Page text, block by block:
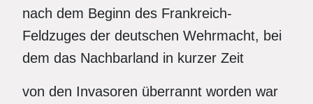
nach dem Beginn des Frankreich-
Feldzuges der deutschen Wehrmacht, bei
dem das Nachbarland in kurzer Zeit
von den Invasoren überrannt worden war